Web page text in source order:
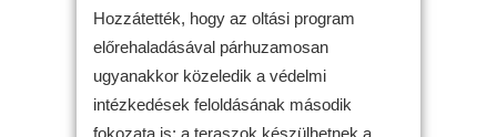
Hozzátették, hogy az oltási program
előrehaladásával párhuzamosan
ugyanakkor közeledik a védelmi
intézkedések feloldásának második
fokozata is: a teraszok készülhetnek a